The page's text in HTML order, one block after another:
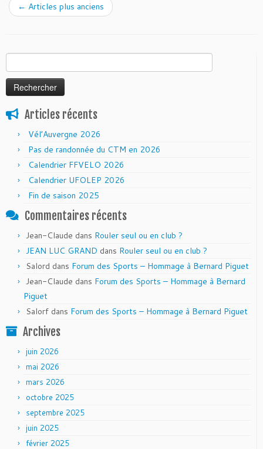
← Articles plus anciens
Articles récents
Vél’Auvergne 2026
Pas de randonnée du CTM en 2026
Calendrier FFVELO 2026
Calendrier UFOLEP 2026
Fin de saison 2025
Commentaires récents
Jean-Claude dans Rouler seul ou en club ?
JEAN LUC GRAND dans Rouler seul ou en club ?
Salord dans Forum des Sports – Hommage à Bernard Piguet
Jean-Claude dans Forum des Sports – Hommage à Bernard
Piguet
Salorf dans Forum des Sports – Hommage à Bernard Piguet
Archives
juin 2026
mai 2026
mars 2026
octobre 2025
septembre 2025
juin 2025
février 2025